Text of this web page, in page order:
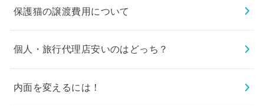
保護猫の譲渡費用について
個人・旅行代理店安いのはどっち？
内面を変えるには！